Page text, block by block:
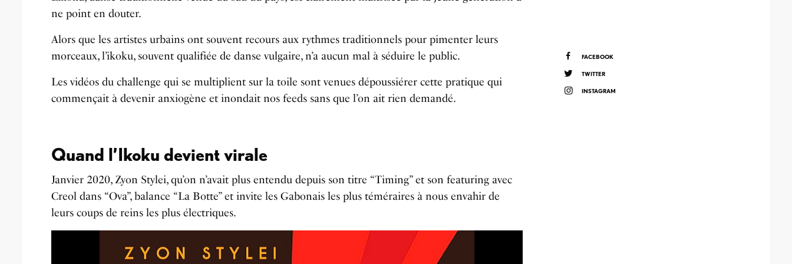
y
s
ne point en douter.
Alors que les artistes urbains ont souvent recours aux rythmes traditionnels pour pimenter leurs
morceaux, l’ikoku, souvent qualifiée de danse vulgaire, n’a aucun mal à séduire le public.
Les vidéos du challenge qui se multiplient sur la toile sont venues dépoussiérer cette pratique qui
commençait à devenir anxiogène et inondait nos feeds sans que l’on ait rien demandé.
Quand l’Ikoku devient virale
Janvier 2020, Zyon Stylei, qu’on n’avait plus entendu depuis son titre “Timing” et son featuring avec
Creol dans “Ova”, balance “La Botte” et invite les Gabonais les plus téméraires à nous envahir de
leurs coups de reins les plus électriques.
FACEBOOK
TWITTER
INSTAGRAM